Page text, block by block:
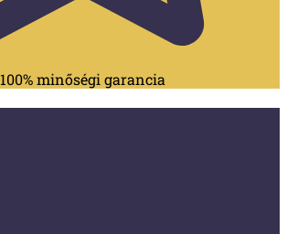
100% minőségi garancia